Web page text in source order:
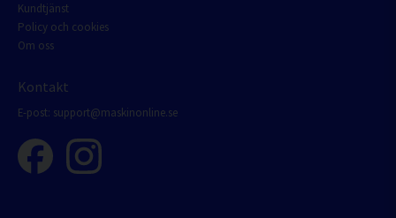
Kundtjänst
Policy och cookies
Om oss
Kontakt
E-post: support@maskinonline.se